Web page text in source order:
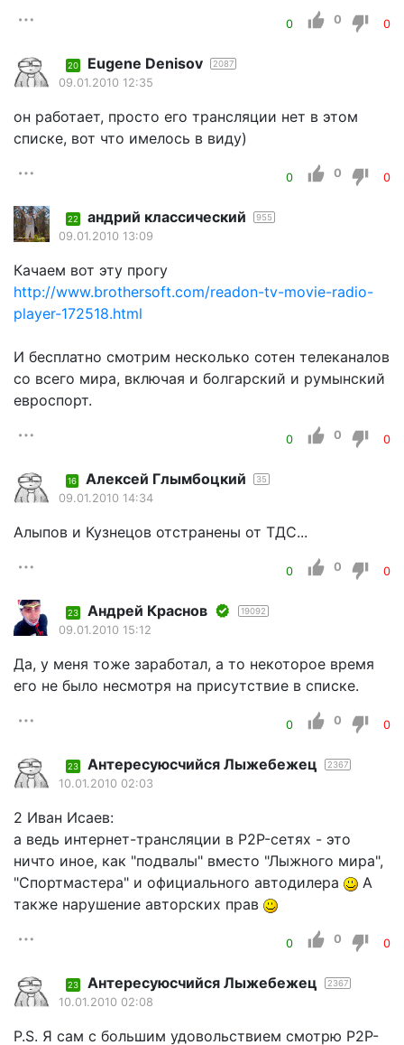
0 0 0
20 Eugene Denisov 2087
09.01.2010 12:35
он работает, просто его трансляции нет в этом
списке, вот что имелось в виду)
0 0 0
22 андрий классический 955
09.01.2010 13:09
Качаем вот эту прогу
http://www.brothersoft.com/readon-tv-movie-radio-
player-172518.html
И бесплатно смотрим несколько сотен телеканалов
со всего мира, включая и болгарский и румынский
евроспорт.
0 0 0
16 Алексей Глымбоцкий 35
09.01.2010 14:34
Алыпов и Кузнецов отстранены от ТДС...
0 0 0
23 Андрей Краснов 19092
09.01.2010 15:12
Да, у меня тоже заработал, а то некоторое время
его не было несмотря на присутствие в списке.
0 0 0
23 Aнтересуюсчийся Лыжебежeц 2367
10.01.2010 02:03
2 Иван Исаев:
а ведь интернет-трансляции в P2P-сетях - это
ничто иное, как "подвалы" вместо "Лыжного мира",
"Спортмастера" и официального автодилера
А
также нарушение авторских прав
0 0 0
23 Aнтересуюсчийся Лыжебежeц 2367
10.01.2010 02:08
P.S. Я сам с большим удовольствием смотрю P2P-